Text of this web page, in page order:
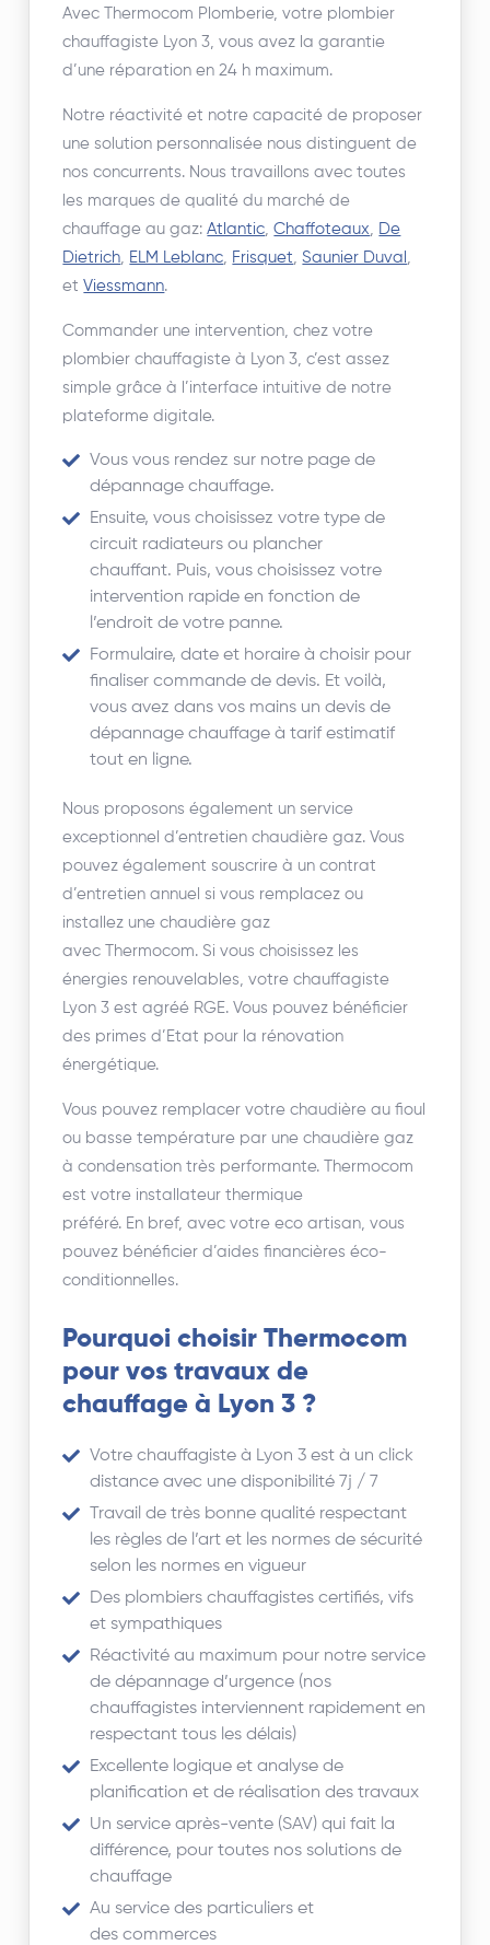
Avec Thermocom Plomberie, votre plombier
chauffagiste Lyon 3, vous avez la garantie
d’une réparation en 24 h maximum.
Notre réactivité et notre capacité de proposer
une solution personnalisée nous distinguent de
nos concurrents. Nous travaillons avec toutes
les marques de qualité du marché de
chauffage au gaz:Atlantic ,Chaffoteaux
De
Dietrich
ELM Leblanc Frisquet ,Saunier Duval
etViessmann.
Commander une intervention, chez votre
plombier chauffagiste à Lyon 3, c’est assez
simple grâce à l’interface intuitive de notre
plateforme digitale.
Vous vous rendez sur notre page de
dépannage chauffage.
Ensuite, vous choisissez votre type de
circuit radiateurs ou plancher
chauffant. Puis, vous choisissez votre
intervention rapide en fonction de
l’endroit de votre panne.
Formulaire, date et horaire à choisir pour
finaliser commande de devis. Et voilà,
vous avez dans vos mains un devis de
dépannage chauffage à tarif estimatif
tout en ligne.
Nous proposons également un service
exceptionnel d’entretien chaudière gaz. Vous
pouvez également souscrire à un contrat
d’entretien annuel si vous remplacez ou
installez une chaudière gaz
avec Thermocom. Si vous choisissez les
énergies renouvelables, votre chauffagiste
Lyon 3 est agréé RGE. Vous pouvez bénéficier
des primes d’Etat pour la rénovation
énergétique.
Vous pouvez remplacer votre chaudière au fioul
ou basse température par une chaudière gaz
à condensation très performante. Thermocom
est votre installateur thermique
préféré. En bref, avec votre eco artisan, vous
pouvez bénéficier d’aides financières éco-
conditionnelles.
Pourquoi choisir Thermocom
pour vos travaux de
chauffage à Lyon 3 ?
Votre chauffagiste à Lyon 3 est à un click
distance avec une disponibilité 7j / 7
Travail de très bonne qualité respectant
les règles de l’art et les normes de sécurité
selon les normes en vigueur
Des plombiers chauffagistes certifiés, vifs
et sympathiques
Réactivité au maximum pour notre service
de dépannage d’urgence (nos
chauffagistes interviennent rapidement en
respectant tous les délais)
Excellente logique et analyse de
planification et de réalisation des travaux
Un service après-vente (SAV) qui fait la
différence, pour toutes nos solutions de
chauffage
Au service des particuliers et
des commerces